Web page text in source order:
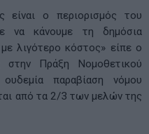
είναι ο περιορισμός του
να κάνουμε τη δημόσια
λιγότερο κόστος» είπε ο
στην Πράξη Νομοθετικού
παραβίαση νόμου
από τα 2/3 των μελών της